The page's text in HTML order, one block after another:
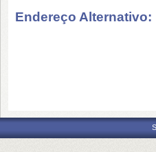
Endereço Alternativo: